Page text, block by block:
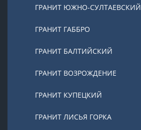
ГРАНИТ ЮЖНО-СУЛТАЕВСКИЙ
ГРАНИТ ГАББРО
ГРАНИТ БАЛТИЙСКИЙ
ГРАНИТ ВОЗРОЖДЕНИЕ
ГРАНИТ КУПЕЦКИЙ
ГРАНИТ ЛИСЬЯ ГОРКА